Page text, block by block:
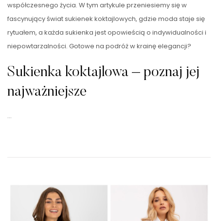
współczesnego życia. W tym artykule przeniesiemy się w
fascynujący świat sukienek koktajlowych, gdzie moda staje się
rytuałem, a każda sukienka jest opowieścią o indywidualności i
niepowtarzalności. Gotowe na podróż w krainę elegancji?
Sukienka koktajlowa – poznaj jej
najważniejsze
…